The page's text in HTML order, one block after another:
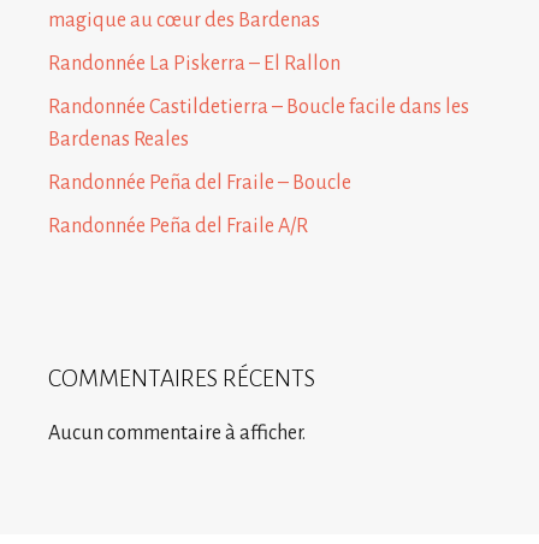
magique au cœur des Bardenas
Randonnée La Piskerra – El Rallon
Randonnée Castildetierra – Boucle facile dans les
Bardenas Reales
Randonnée Peña del Fraile – Boucle
Randonnée Peña del Fraile A/R
COMMENTAIRES RÉCENTS
Aucun commentaire à afficher.